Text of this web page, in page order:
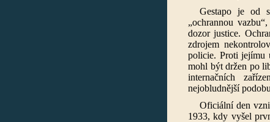
Gestapo je od
„ochrannou
dozor justice.
zdrojem
policie. Proti jejímu
mohl být držen po
internačních
nejobludnější
Oficiální den
1933, kdy vyšel